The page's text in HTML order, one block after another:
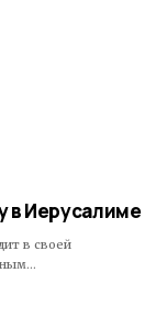
в Иерусалиме
в своей